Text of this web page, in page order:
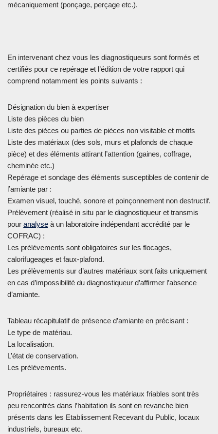
mécaniquement (ponçage, perçage etc.).
En intervenant chez vous les diagnostiqueurs sont formés et
certifiés pour ce repérage et l’édition de votre rapport qui
comprend notamment les points suivants :
Désignation du bien à expertiser
Liste des pièces du bien
Liste des pièces ou parties de pièces non visitable et motifs
Liste des matériaux (des sols, murs et plafonds de chaque
pièce) et des éléments attirant l’attention (gaines, coffrage,
cheminée etc.)
Repérage et sondage des éléments susceptibles de contenir de
l’amiante par :
Examen visuel, touché, sonore et poinçonnement non destructif.
Prélèvement (réalisé in situ par le diagnostiqueur et transmis
pour analyse à un laboratoire indépendant accrédité par le
COFRAC) :
Les prélèvements sont obligatoires sur les flocages,
calorifugeages et faux-plafond.
Les prélèvements sur d’autres matériaux sont faits uniquement
en cas d’impossibilité du diagnostiqueur d’affirmer l’absence
d’amiante.
Tableau récapitulatif de présence d’amiante en précisant :
Le type de matériau.
La localisation.
L’état de conservation.
Les prélèvements.
Propriétaires : rassurez-vous les matériaux friables sont très
peu rencontrés dans l’habitation ils sont en revanche bien
présents dans les Etablissement Recevant du Public, locaux
industriels, bureaux etc.